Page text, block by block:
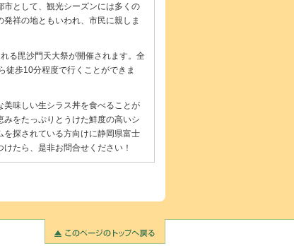
として、観光シーズンには多くの
祥の地ともいわれ、市民に親しま
る毘沙門天大祭が開催されます。全
徒歩10分程度で行くことができま
美味しい生シラス丼を食べることが
をたっぷりとうけた鮮度の高いシ
探されている方向けに静岡県富士
たら、是非お問合せください！